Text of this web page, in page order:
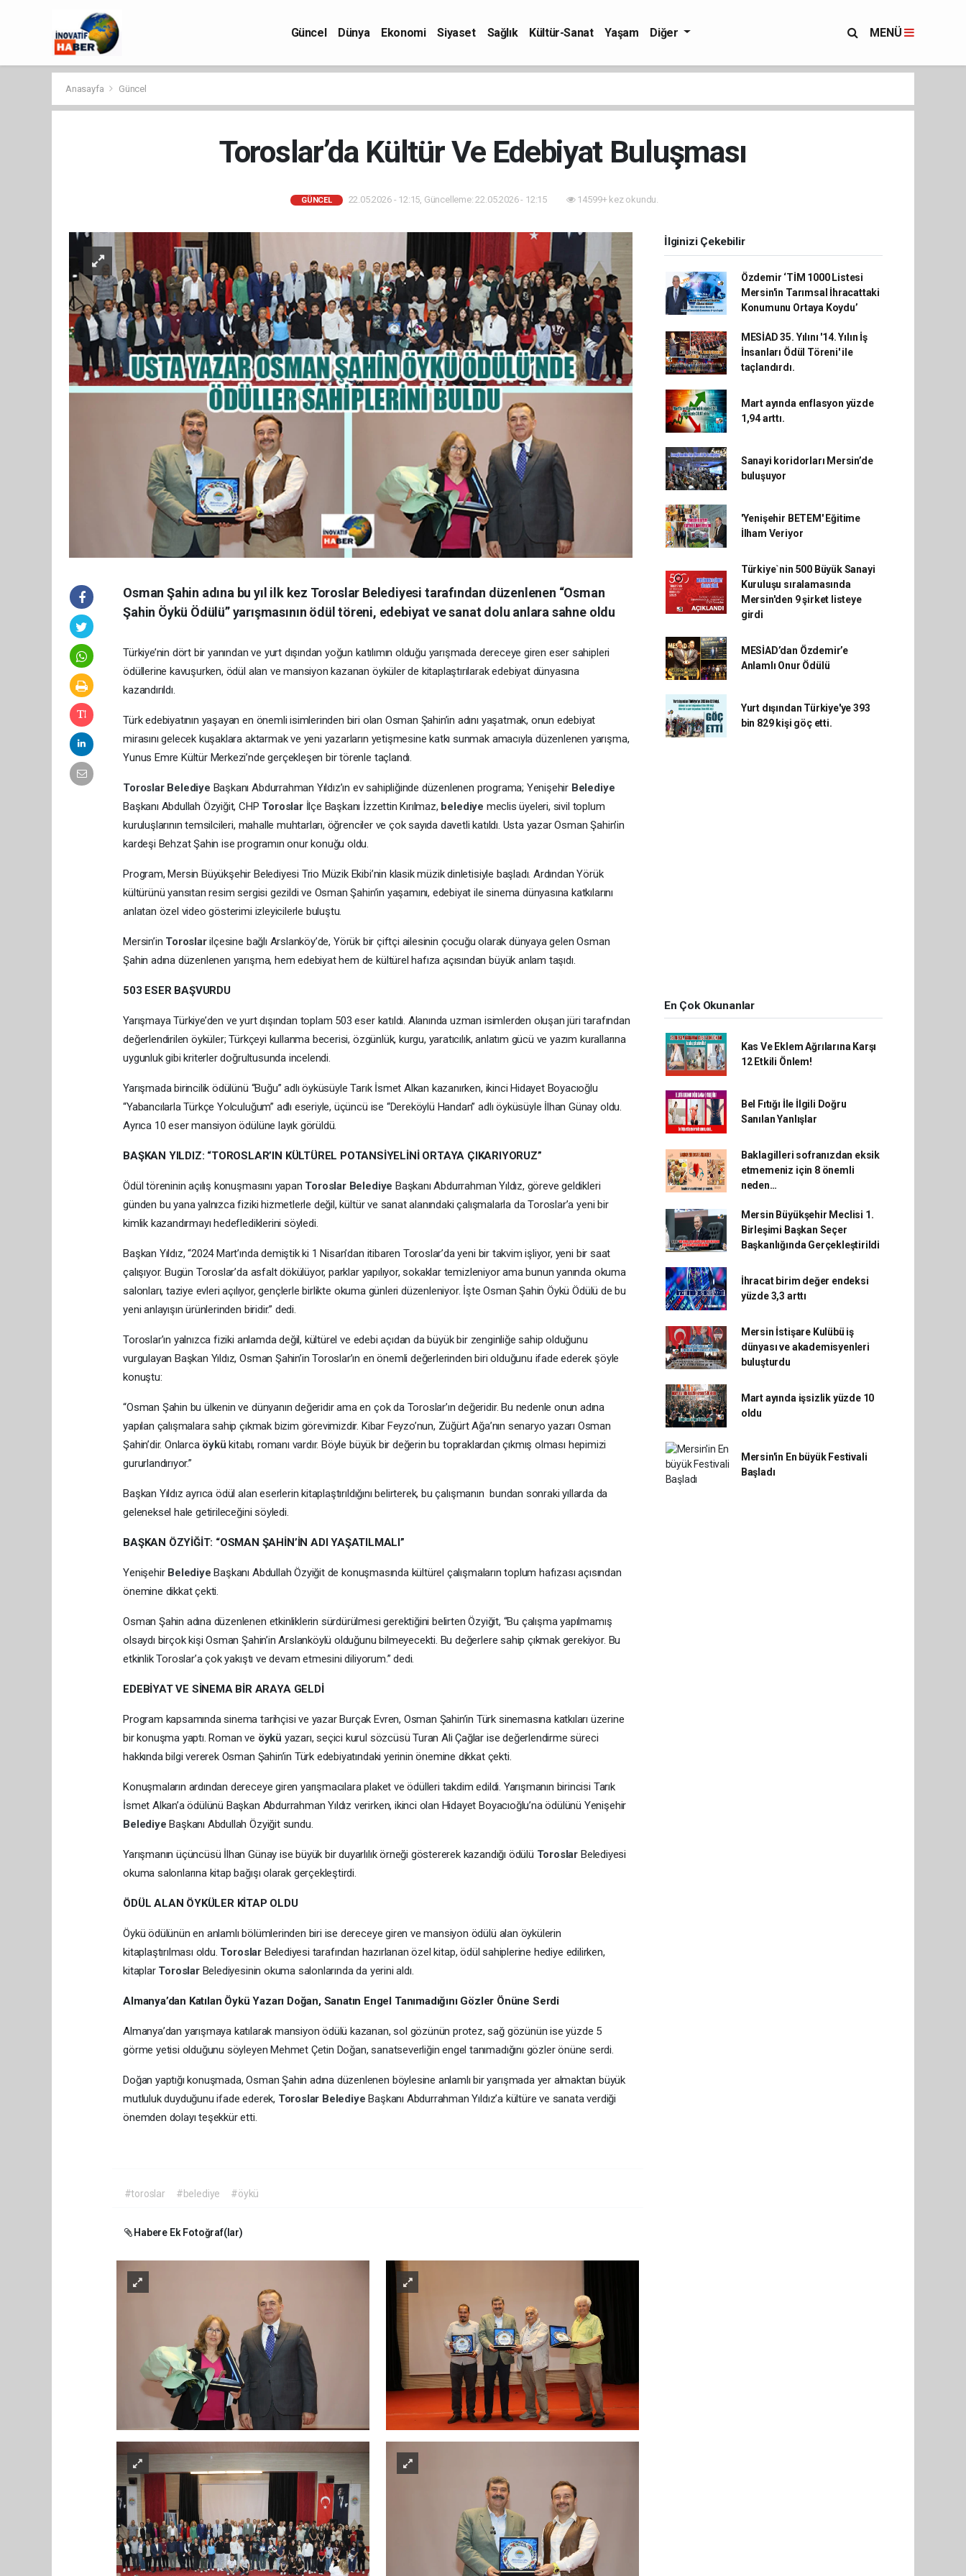
Güncel Dünya Ekonomi Siyaset Sağlık Kültür-Sanat Yaşam Diğer MENÜ
Anasayfa Güncel
Toroslar’da Kültür Ve Edebiyat Buluşması
GÜNCEL 22.05.2026 - 12:15, Güncelleme: 22.05.2026 - 12:15 14599+ kez okundu.
Osman Şahin adına bu yıl ilk kez Toroslar Belediyesi tarafından düzenlenen “Osman
Şahin Öykü Ödülü” yarışmasının ödül töreni, edebiyat ve sanat dolu anlara sahne oldu
Türkiye’nin dört bir yanından ve yurt dışından yoğun katılımın olduğu yarışmada dereceye giren eser sahipleri
ödüllerine kavuşurken, ödül alan ve mansiyon kazanan öyküler de kitaplaştırılarak edebiyat dünyasına
kazandırıldı.
Türk edebiyatının yaşayan en önemli isimlerinden biri olan Osman Şahin’in adını yaşatmak, onun edebiyat
mirasını gelecek kuşaklara aktarmak ve yeni yazarların yetişmesine katkı sunmak amacıyla düzenlenen yarışma,
Yunus Emre Kültür Merkezi’nde gerçekleşen bir törenle taçlandı.
Toroslar Belediye Başkanı Abdurrahman Yıldız’ın ev sahipliğinde düzenlenen programa; Yenişehir Belediye
Başkanı Abdullah Özyiğit, CHP Toroslar İlçe Başkanı İzzettin Kırılmaz, belediye meclis üyeleri, sivil toplum
kuruluşlarının temsilcileri, mahalle muhtarları, öğrenciler ve çok sayıda davetli katıldı. Usta yazar Osman Şahin’in
kardeşi Behzat Şahin ise programın onur konuğu oldu.
Program, Mersin Büyükşehir Belediyesi Trio Müzik Ekibi’nin klasik müzik dinletisiyle başladı. Ardından Yörük
kültürünü yansıtan resim sergisi gezildi ve Osman Şahin’in yaşamını, edebiyat ile sinema dünyasına katkılarını
anlatan özel video gösterimi izleyicilerle buluştu.
Mersin’in Toroslarilçesine bağlı Arslanköy’de, Yörük bir çiftçi ailesinin çocuğu olarak dünyaya gelen Osman
Şahin adına düzenlenen yarışma, hem edebiyat hem de kültürel hafıza açısından büyük anlam taşıdı.
503 ESER BAŞVURDU
Yarışmaya Türkiye’den ve yurt dışından toplam 503 eser katıldı. Alanında uzman isimlerden oluşan jüri tarafından
değerlendirilen öyküler; Türkçeyi kullanma becerisi, özgünlük, kurgu, yaratıcılık, anlatım gücü ve yazım kurallarına
uygunluk gibi kriterler doğrultusunda incelendi.
Yarışmada birincilik ödülünü “Buğu” adlı öyküsüyle Tarık İsmet Alkan kazanırken, ikinci Hidayet Boyacıoğlu
“Yabancılarla Türkçe Yolculuğum” adlı eseriyle, üçüncü ise “Dereköylü Handan” adlı öyküsüyle İlhan Günay oldu.
Ayrıca 10 eser mansiyon ödülüne layık görüldü.
BAŞKAN YILDIZ: “TOROSLAR’IN KÜLTÜREL POTANSİYELİNİ ORTAYA ÇIKARIYORUZ”
Ödül töreninin açılış konuşmasını yapan Toroslar Belediye Başkanı Abdurrahman Yıldız, göreve geldikleri
günden bu yana yalnızca fiziki hizmetlerle değil, kültür ve sanat alanındaki çalışmalarla da Toroslar’a yeni bir
kimlik kazandırmayı hedeflediklerini söyledi.
Başkan Yıldız, “2024 Mart’ında demiştik ki 1 Nisan’dan itibaren Toroslar’da yeni bir takvim işliyor, yeni bir saat
çalışıyor. Bugün Toroslar’da asfalt dökülüyor, parklar yapılıyor, sokaklar temizleniyor ama bunun yanında okuma
salonları, taziye evleri açılıyor, gençlerle birlikte okuma günleri düzenleniyor. İşte Osman Şahin Öykü Ödülü de bu
yeni anlayışın ürünlerinden biridir.” dedi.
Toroslar’ın yalnızca fiziki anlamda değil, kültürel ve edebi açıdan da büyük bir zenginliğe sahip olduğunu
vurgulayan Başkan Yıldız, Osman Şahin’in Toroslar’ın en önemli değerlerinden biri olduğunu ifade ederek şöyle
konuştu:
“Osman Şahin bu ülkenin ve dünyanın değeridir ama en çok da Toroslar’ın değeridir. Bu nedenle onun adına
yapılan çalışmalara sahip çıkmak bizim görevimizdir. Kibar Feyzo’nun, Züğürt Ağa’nın senaryo yazarı Osman
Şahin’dir. Onlarca öykü kitabı, romanı vardır. Böyle büyük bir değerin bu topraklardan çıkmış olması hepimizi
gururlandırıyor.”
Başkan Yıldız ayrıca ödül alan eserlerin kitaplaştırıldığını belirterek, bu çalışmanın bundan sonraki yıllarda da
geleneksel hale getirileceğini söyledi.
BAŞKAN ÖZYİĞİT: “OSMAN ŞAHİN’İN ADI YAŞATILMALI”
Yenişehir Belediye Başkanı Abdullah Özyiğit de konuşmasında kültürel çalışmaların toplum hafızası açısından
önemine dikkat çekti.
Osman Şahin adına düzenlenen etkinliklerin sürdürülmesi gerektiğini belirten Özyiğit, “Bu çalışma yapılmamış
olsaydı birçok kişi Osman Şahin’in Arslanköylü olduğunu bilmeyecekti. Bu değerlere sahip çıkmak gerekiyor. Bu
etkinlik Toroslar’a çok yakıştı ve devam etmesini diliyorum.” dedi.
EDEBİYAT VE SİNEMA BİR ARAYA GELDİ
Program kapsamında sinema tarihçisi ve yazar Burçak Evren, Osman Şahin’in Türk sinemasına katkıları üzerine
bir konuşma yaptı. Roman ve öykü yazarı, seçici kurul sözcüsü Turan Ali Çağlar ise değerlendirme süreci
hakkında bilgi vererek Osman Şahin’in Türk edebiyatındaki yerinin önemine dikkat çekti.
Konuşmaların ardından dereceye giren yarışmacılara plaket ve ödülleri takdim edildi. Yarışmanın birincisi Tarık
İsmet Alkan’a ödülünü Başkan Abdurrahman Yıldız verirken, ikinci olan Hidayet Boyacıoğlu’na ödülünü Yenişehir
Belediye Başkanı Abdullah Özyiğit sundu.
Yarışmanın üçüncüsü İlhan Günay ise büyük bir duyarlılık örneği göstererek kazandığı ödülü Toroslar Belediyesi
okuma salonlarına kitap bağışı olarak gerçekleştirdi.
ÖDÜL ALAN ÖYKÜLER KİTAP OLDU
Öykü ödülünün en anlamlı bölümlerinden biri ise dereceye giren ve mansiyon ödülü alan öykülerin
kitaplaştırılması oldu. Toroslar Belediyesi tarafından hazırlanan özel kitap, ödül sahiplerine hediye edilirken,
kitaplar Toroslar Belediyesinin okuma salonlarında da yerini aldı.
Almanya’dan Katılan Öykü Yazarı Doğan, Sanatın Engel Tanımadığını Gözler Önüne Serdi
Almanya’dan yarışmaya katılarak mansiyon ödülü kazanan, sol gözünün protez, sağ gözünün ise yüzde 5
görme yetisi olduğunu söyleyen Mehmet Çetin Doğan, sanatseverliğin engel tanımadığını gözler önüne serdi.
Doğan yaptığı konuşmada, Osman Şahin adına düzenlenen böylesine anlamlı bir yarışmada yer almaktan büyük
mutluluk duyduğunu ifade ederek, Toroslar Belediye Başkanı Abdurrahman Yıldız’a kültüre ve sanata verdiği
önemden dolayı teşekkür etti.
#toroslar #belediye #öykü
Habere Ek Fotoğraf(lar)
İlginizi Çekebilir
Özdemir ‘TİM 1000 Listesi
Mersin'in Tarımsal İhracattaki
Konumunu Ortaya Koydu’
MESİAD 35. Yılını '14. Yılın İş
İnsanları Ödül Töreni' ile
taçlandırdı.
Mart ayında enflasyon yüzde
1,94 arttı.
Sanayi koridorları Mersin’de
buluşuyor
'Yenişehir BETEM' Eğitime
İlham Veriyor
Türkiye`nin 500 Büyük Sanayi
Kuruluşu sıralamasında
Mersin'den 9 şirket listeye
girdi
MESİAD’dan Özdemir’e
Anlamlı Onur Ödülü
Yurt dışından Türkiye'ye 393
bin 829 kişi göç etti.
En Çok Okunanlar
Kas Ve Eklem Ağrılarına Karşı
12 Etkili Önlem!
Bel Fıtığı İle İlgili Doğru
Sanılan Yanlışlar
Baklagilleri sofranızdan eksik
etmemeniz için 8 önemli
neden…
Mersin Büyükşehir Meclisi 1.
Birleşimi Başkan Seçer
Başkanlığında Gerçekleştirildi
İhracat birim değer endeksi
yüzde 3,3 arttı
Mersin İstişare Kulübü iş
dünyası ve akademisyenleri
buluşturdu
Mart ayında işsizlik yüzde 10
oldu
Mersin'in En büyük Festivali
Başladı